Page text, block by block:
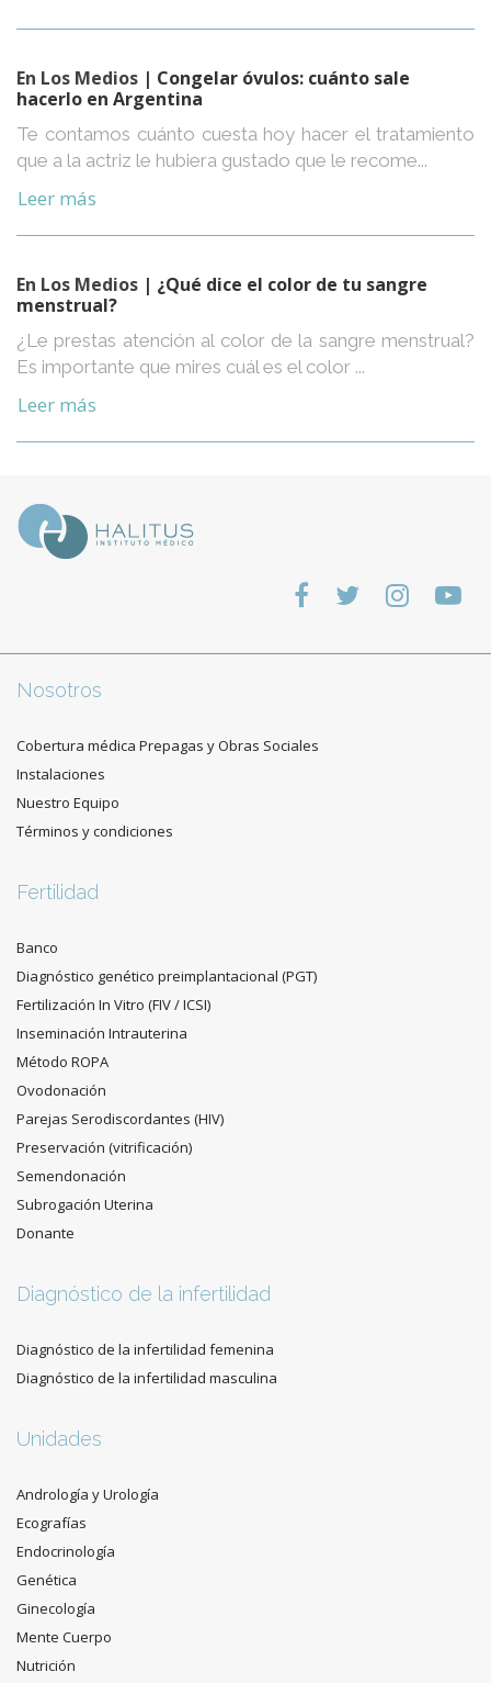
En Los Medios | Congelar óvulos: cuánto sale
hacerlo en Argentina
Te contamos cuánto cuesta hoy hacer el tratamiento
que a la actriz le hubiera gustado que le recome...
Leer más
En Los Medios | ¿Qué dice el color de tu sangre
menstrual?
¿Le prestas atención al color de la sangre menstrual?
Es importante que mires cuál es el color ...
Leer más
Nosotros
Cobertura médica Prepagas y Obras Sociales
Instalaciones
Nuestro Equipo
Términos y condiciones
Fertilidad
Banco
Diagnóstico genético preimplantacional (PGT)
Fertilización In Vitro (FIV / ICSI)
Inseminación Intrauterina
Método ROPA
Ovodonación
Parejas Serodiscordantes (HIV)
Preservación (vitrificación)
Semendonación
Subrogación Uterina
Donante
Diagnóstico de la infertilidad
Diagnóstico de la infertilidad femenina
Diagnóstico de la infertilidad masculina
Unidades
Andrología y Urología
Ecografías
Endocrinología
Genética
Ginecología
Mente Cuerpo
Nutrición